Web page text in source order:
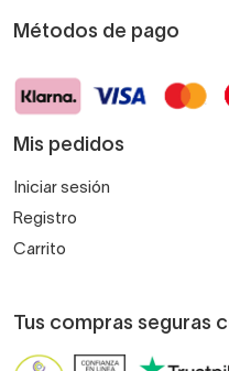
Métodos de pago
Mis pedidos
Iniciar sesión
Registro
Carrito
Tus compras seguras